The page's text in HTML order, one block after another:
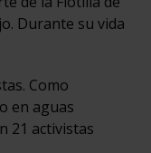
Durante su vida
Como
en aguas
21 activistas